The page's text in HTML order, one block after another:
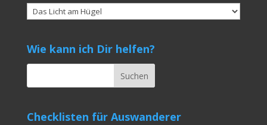
Kategorien
Wie kann ich Dir helfen?
Checklisten für Auswanderer